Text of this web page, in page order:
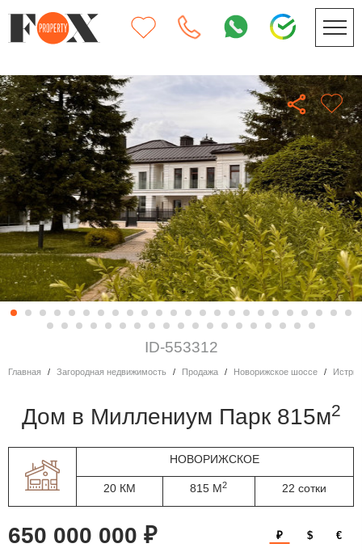
ID-553312
Главная Загородная недвижимость Продажа Новорижское шоссе
дом в Миллениум Парк 815м2
НОВОРИЖСКОЕ
20 КМ 815 М2 22 сотки
650 000 000 ₽ ₽ $ €